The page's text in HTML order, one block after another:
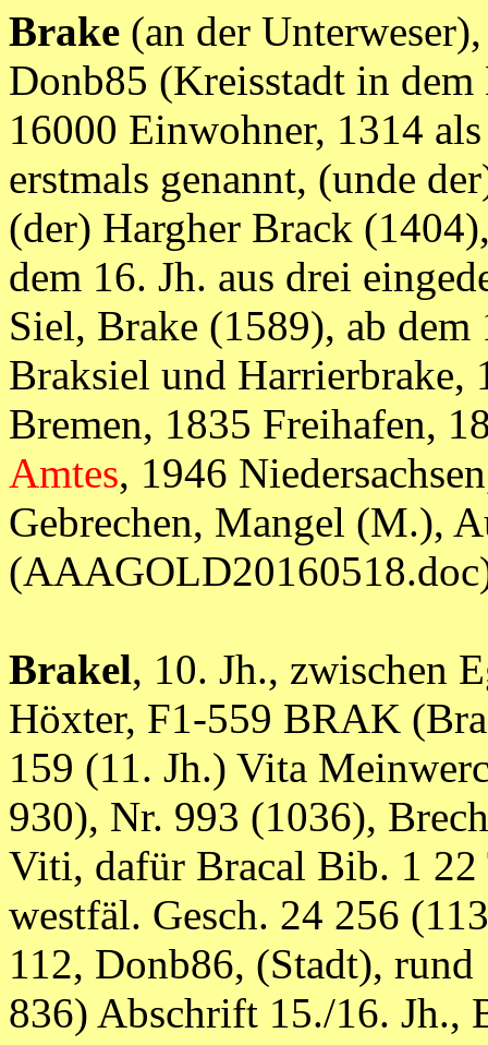
Brake (an der
Donb85 (Kreisstadt in dem
16000 Einwohner, 1314
erstmals genannt, (unde
(der) Hargher Brack
dem 16. Jh. aus drei
Siel, Brake (1589), ab
Braksiel und
Bremen, 1835 Freihafen,
Amtes, 1946
Gebrechen, Mangel (M.),
Brakel, 10. Jh., zwischen
Höxter, F1-559 BRAK
159 (11. Jh.) Vita
930), Nr. 993 (1036),
Viti, dafür Bracal Bib. 1
westfäl. Gesch. 24 256
112, Donb86, (Stadt),
836) Abschrift 15./16. Jh.,